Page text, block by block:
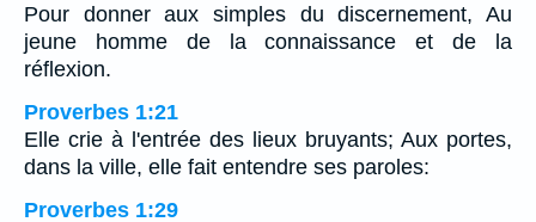
Pour donner aux simples du discernement, Au
jeune homme de la connaissance et de la
réflexion.
Proverbes 1:21
Elle crie à l'entrée des lieux bruyants; Aux portes,
dans la ville, elle fait entendre ses paroles:
Proverbes 1:29